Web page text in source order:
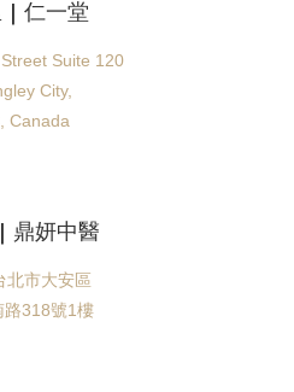
| 仁一堂
Suite 120
City,
Canada
鼎妍中醫
北市大安區
路318號1樓